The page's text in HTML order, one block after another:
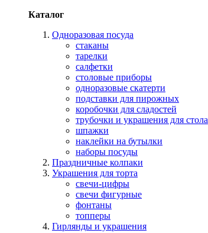
Каталог
Одноразовая посуда
стаканы
тарелки
салфетки
столовые приборы
одноразовые скатерти
подставки для пирожных
коробочки для сладостей
трубочки и украшения для стола
шпажки
наклейки на бутылки
наборы посуды
Праздничные колпаки
Украшения для торта
свечи-цифры
свечи фигурные
фонтаны
топперы
Гирлянды и украшения